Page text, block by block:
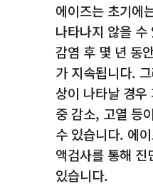
에이즈는 초기에
나타나지 않을 수
감염 후 몇 년 동
가 지속됩니다.
상이 나타날 경우
중 감소, 고열 등
수 있습니다. 에
액검사를 통해 진
있습니다.